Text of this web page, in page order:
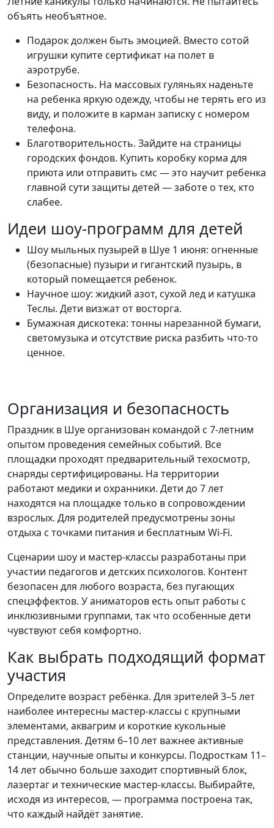
объять необъятное.
Подарок должен быть эмоцией. Вместо сотой
игрушки купите сертификат на полет в
аэротрубе.
Безопасность. На массовых гуляньях наденьте
на ребенка яркую одежду, чтобы не терять его из
виду, и положите в карман записку с номером
телефона.
Благотворительность. Зайдите на страницы
городских фондов. Купить коробку корма для
приюта или отправить смс — это научит ребенка
главной сути защиты детей — заботе о тех, кто
слабее.
Идеи шоу-программ для детей
Шоу мыльных пузырей в Шуе 1 июня: огненные
(безопасные) пузыри и гигантский пузырь, в
который помещается ребенок.
Научное шоу: жидкий азот, сухой лед и катушка
Теслы. Дети визжат от восторга.
Бумажная дискотека: тонны нарезанной бумаги,
светомузыка и отсутствие риска разбить что-то
ценное.
Организация и безопасность
Праздник в Шуе организован командой с 7-летним
опытом проведения семейных событий. Все
площадки проходят предварительный техосмотр,
снаряды сертифицированы. На территории
работают медики и охранники. Дети до 7 лет
находятся на площадке только в сопровождении
взрослых. Для родителей предусмотрены зоны
отдыха с точками питания и бесплатным Wi-Fi.
Сценарии шоу и мастер-классы разработаны при
участии педагогов и детских психологов. Контент
безопасен для любого возраста, без пугающих
спецэффектов. У аниматоров есть опыт работы с
инклюзивными группами, так что особенные дети
чувствуют себя комфортно.
Как выбрать подходящий формат
участия
Определите возраст ребёнка. Для зрителей 3–5 лет
наиболее интересны мастер-классы с крупными
элементами, аквагрим и короткие кукольные
представления. Детям 6–10 лет важнее активные
станции, научные опыты и конкурсы. Подросткам 11–
14 лет обычно больше заходит спортивный блок,
лазертаг и технические мастер-классы. Выбирайте,
исходя из интересов, — программа построена так,
что каждый найдёт занятие.